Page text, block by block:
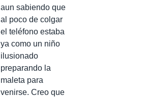
aun sabiendo que
al poco de colgar
el teléfono estaba
ya como un niño
ilusionado
preparando la
maleta para
venirse. Creo que